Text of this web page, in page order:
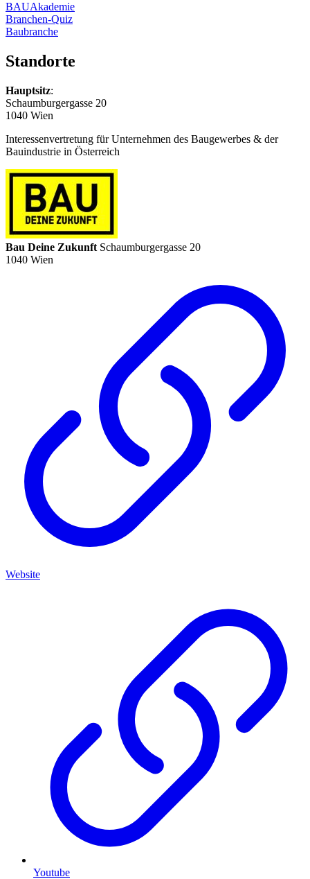
BAUAkademie
Branchen-Quiz
Baubranche
Standorte
Hauptsitz:
Schaumburgergasse 20
1040 Wien
Interessenvertretung für Unternehmen des Baugewerbes & der
Bauindustrie in Österreich
Bau Deine Zukunft Schaumburgergasse 20
1040 Wien
Website
Youtube